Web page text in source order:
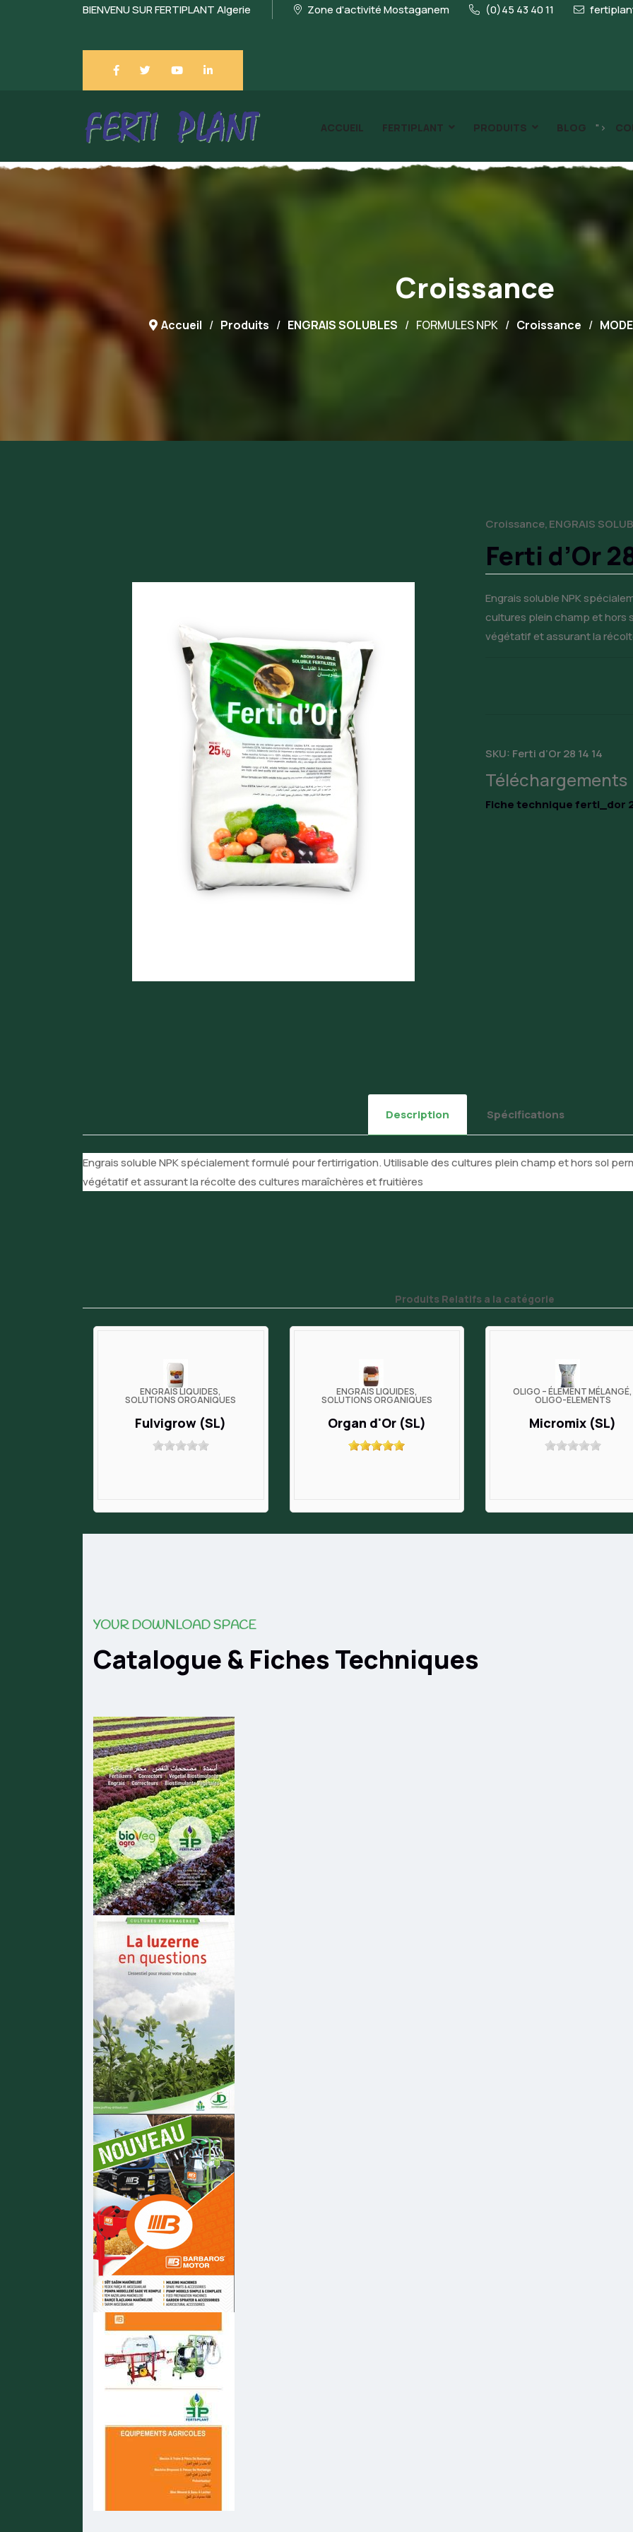
BIENVENU SUR FERTIPLANT Algerie Zone d'activité Mostaganem (0)45 43 40 11
ACCUEIL FERTIPLANT PRODUITS BLOG ">
Croissance
Accueil Produits ENGRAIS SOLUBLES FORMULES NPK Croissance
CroissanceENGRAIS
Ferti d’Or
Engrais soluble NPK
cultures plein champ et hors
végétatif et assurant la
SKU: Ferti d’Or 28 14 14
Téléchargements
Fiche technique ferti_dor
Description Spécifications
Engrais soluble NPK spécialement formulé pour fertirrigation. Utilisable des cultures plein champ et hors sol
végétatif et assurant la récolte des cultures maraîchères et fruitières
Produits Relatifs a la catégorie
ENGRAIS LIQUIDES,
SOLUTIONS ORGANIQUES
Fulvigrow (SL)
ENGRAIS LIQUIDES,
SOLUTIONS ORGANIQUES
Organ d'Or (SL)
OLIGO – ÉLÉMENT MÉLANGÉ,
OLIGO-ELEMENTS
Micromix (SL)
YOUR DOWNLOAD SPACE
Catalogue & Fiches Techniques